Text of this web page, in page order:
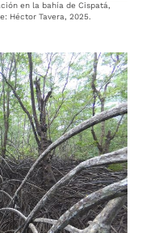
en la bahía de Cispatá,
Héctor Tavera, 2025.